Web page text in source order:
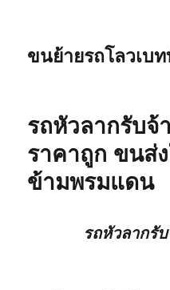
ขนย้ายรถโลวเบ
รถหัวลากรับจ้
ราคาถูก ขนส่
ข้ามพรมแดน
รถหัวลากรั